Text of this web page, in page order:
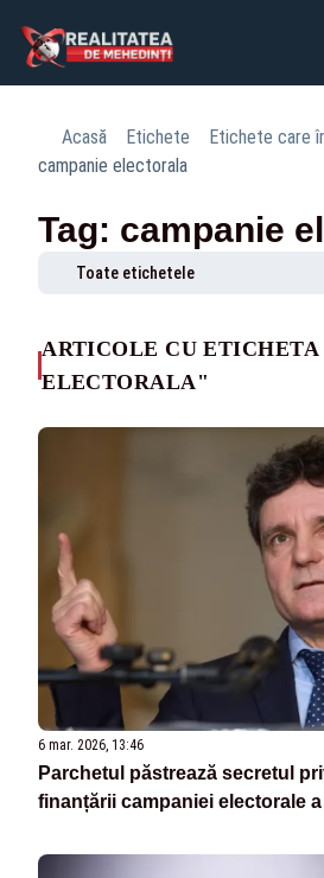
Acasă Etichete
Etichete care
campanie electorala
Tag: campanie
Toate etichetele
ARTICOLE CU
ELECTORALA"
6 mar. 2026, 13:46
Parchetul păstrează secretul
finanțării campaniei electorale